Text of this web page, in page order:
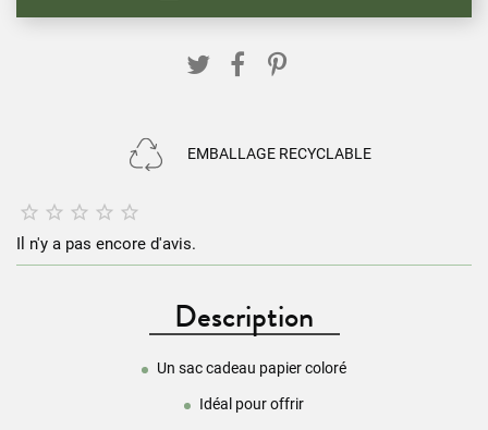
EMBALLAGE RECYCLABLE
    
Il n'y a pas encore d'avis.
Description
Un sac cadeau papier coloré
Idéal pour offrir